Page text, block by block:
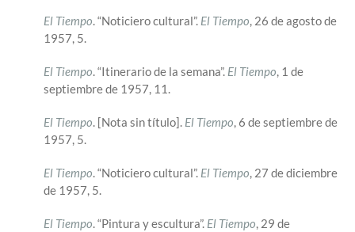
El Tiempo. “Noticiero cultural”. El Tiempo, 26 de agosto de
1957, 5.
El Tiempo. “Itinerario de la semana”. El Tiempo, 1 de
septiembre de 1957, 11.
El Tiempo. [Nota sin título]. El Tiempo, 6 de septiembre de
1957, 5.
El Tiempo. “Noticiero cultural”. El Tiempo, 27 de diciembre
de 1957, 5.
El Tiempo. “Pintura y escultura”. El Tiempo, 29 de